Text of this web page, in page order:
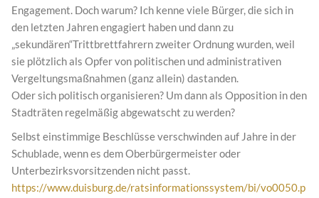
Engagement. Doch warum? Ich kenne viele Bürger, die sich in
den letzten Jahren engagiert haben und dann zu
„sekundären“Trittbrettfahrern zweiter Ordnung wurden, weil
sie plötzlich als Opfer von politischen und administrativen
Vergeltungsmaßnahmen (ganz allein) dastanden.
Oder sich politisch organisieren? Um dann als Opposition in den
Stadträten regelmäßig abgewatscht zu werden?
Selbst einstimmige Beschlüsse verschwinden auf Jahre in der
Schublade, wenn es dem Oberbürgermeister oder
Unterbezirksvorsitzenden nicht passt.
https://www.duisburg.de/ratsinformationssystem/bi/vo0050.p